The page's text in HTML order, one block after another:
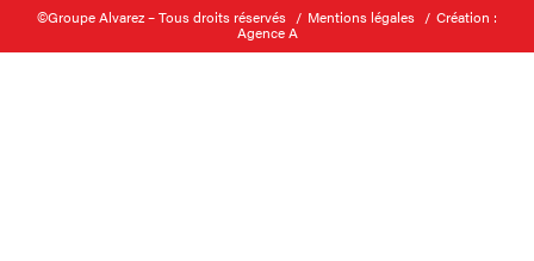
©Groupe Alvarez – Tous droits réservés Mentions légales Création :
Agence A